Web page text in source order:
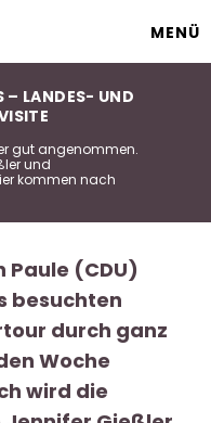
MENÜ
– LANDES- UND
gut angenommen.
und
kommen nach
(CDU)
besuchten
durch ganz
Woche
wird die